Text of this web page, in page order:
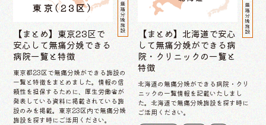
無痛分娩施設
【まとめ】東京23区で
安心して無痛分娩できる
病院一覧と特徴
東京都23区で無痛分娩ができる施設の
一覧と特徴をまとめました。情報の信
頼性を担保するために、厚生労働省が
発表している資料に掲載されている施
設のみを掲載。東京23区内で無痛分娩
施設を探す時にご活用ください。
無痛分娩施設
【まとめ】北海道で安心
して無痛分娩ができる病
院・クリニックの一覧と
特徴
北海道の無痛分娩ができる病院・クリ
ニックの一覧情報を記載いたしまし
た。北海道で無痛分娩施設を探す時に
ご活用ください。